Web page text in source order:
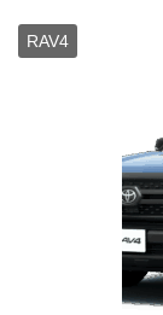
RAV4